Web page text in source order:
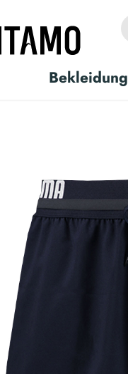
Bekleidung